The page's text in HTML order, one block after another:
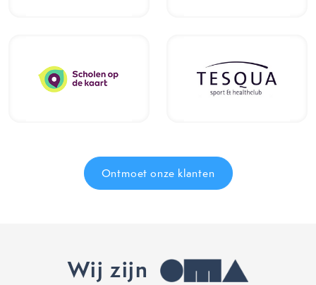
Ontmoet onze klanten
Wij zijn